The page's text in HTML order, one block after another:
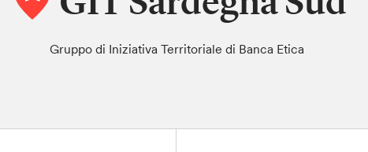
Gruppo di Iniziativa Territoriale di Banca Etica